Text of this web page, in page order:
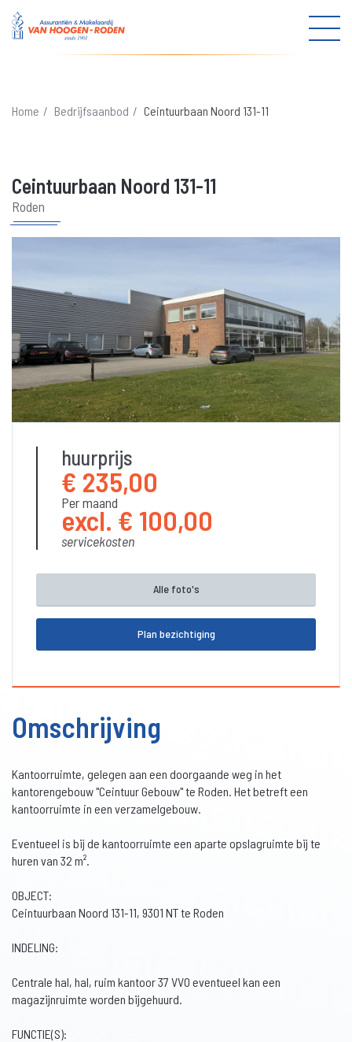
Menu
in-/
Woningmakelaardij
Woningaanbod
Aankoop
Hypotheek
Bedrijfsmakelaardij
Bedrijfsaanbod
Aanhuur
Verkoop
Verhuur
Beleggingstransacties
Home Bedrijfsaanbod Ceintuurbaan Noord 131-11
Ceintuurbaan Noord 131-11
Roden
BESCHIKBAAR
huurprijs
€ 235,00
Per maand
excl. € 100,00
servicekosten
Alle foto's
Plan bezichtiging
Omschrijving
Kantoorruimte, gelegen aan een doorgaande weg in het
kantorengebouw "Ceintuur Gebouw" te Roden. Het betreft een
kantoorruimte in een verzamelgebouw.
Eventueel is bij de kantoorruimte een aparte opslagruimte bij te
huren van 32 m².
OBJECT:
Ceintuurbaan Noord 131-11, 9301 NT te Roden
INDELING:
Centrale hal, hal, ruim kantoor 37 VVO eventueel kan een
magazijnruimte worden bijgehuurd.
FUNCTIE(S):